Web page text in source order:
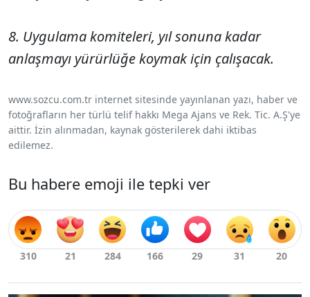
8. Uygulama komiteleri, yıl sonuna kadar
anlaşmayı yürürlüğe koymak için çalışacak.
www.sozcu.com.tr internet sitesinde yayınlanan yazı, haber ve
fotoğrafların her türlü telif hakkı Mega Ajans ve Rek. Tic. A.Ş'ye
aittir. İzin alınmadan, kaynak gösterilerek dahi iktibas
edilemez.
Bu habere emoji ile tepki ver